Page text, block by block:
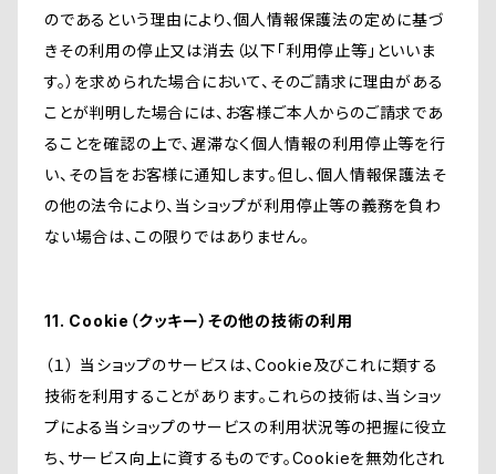
のであるという理由により、個人情報保護法の定めに基づ
きその利用の停止又は消去（以下「利用停止等」といいま
す。）を求められた場合において、そのご請求に理由がある
ことが判明した場合には、お客様ご本人からのご請求であ
ることを確認の上で、遅滞なく個人情報の利用停止等を行
い、その旨をお客様に通知します。但し、個人情報保護法そ
の他の法令により、当ショップが利用停止等の義務を負わ
ない場合は、この限りではありません。
11. Cookie（クッキー）その他の技術の利用
（１） 当ショップのサービスは、Cookie及びこれに類する
技術を利用することがあります。これらの技術は、当ショッ
プによる当ショップのサービスの利用状況等の把握に役立
ち、サービス向上に資するものです。Cookieを無効化され